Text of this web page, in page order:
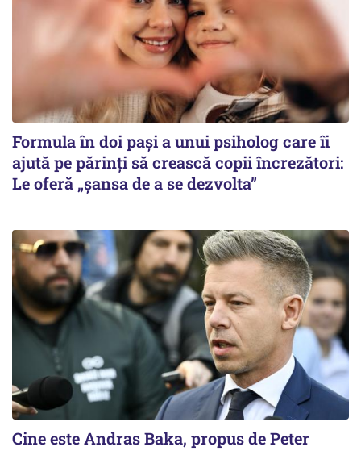
Formula în doi pași a unui psiholog care îi
ajută pe părinți să crească copii încrezători:
Le oferă „șansa de a se dezvolta”
Cine este Andras Baka, propus de Peter